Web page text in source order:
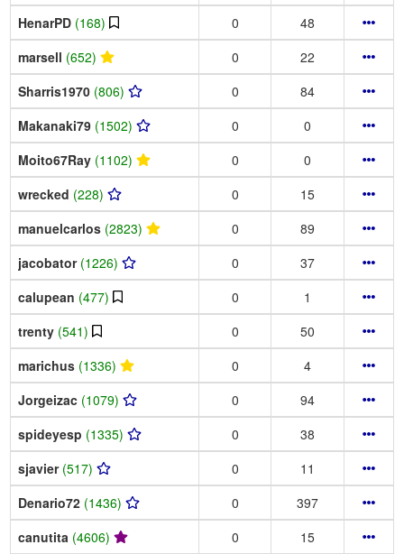
HenarPD (168) 0
48
marsell (652) 0
22
Sharris1970 (806) 0
84
Makanaki79 (1502) 0
0
Moito67Ray (1102) 0
0
wrecked (228) 0
15
manuelcarlos (2823) 0
89
jacobator (1226) 0
37
calupean (477) 0
1
trenty (541) 0
50
marichus (1336) 0
4
Jorgeizac (1079) 0
94
spideyesp (1335) 0
38
sjavier (517) 0
11
Denario72 (1436) 0
397
canutita (4606) 0
15